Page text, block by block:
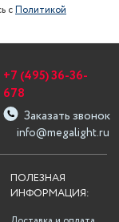
сПолитикой
info@megalight.ru
+7 (495) 36-36-
678
Заказать звонок
ПОЛЕЗНАЯ
ИНФОРМАЦИЯ: